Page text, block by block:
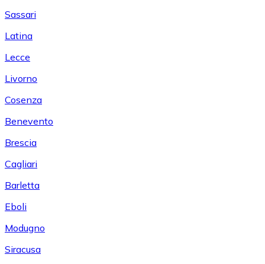
Sassari
Latina
Lecce
Livorno
Cosenza
Benevento
Brescia
Cagliari
Barletta
Eboli
Modugno
Siracusa